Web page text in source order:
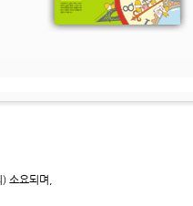
소요되며,